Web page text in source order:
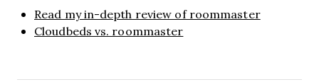
Read my in-depth review of roommaster
Cloudbeds vs. roommaster